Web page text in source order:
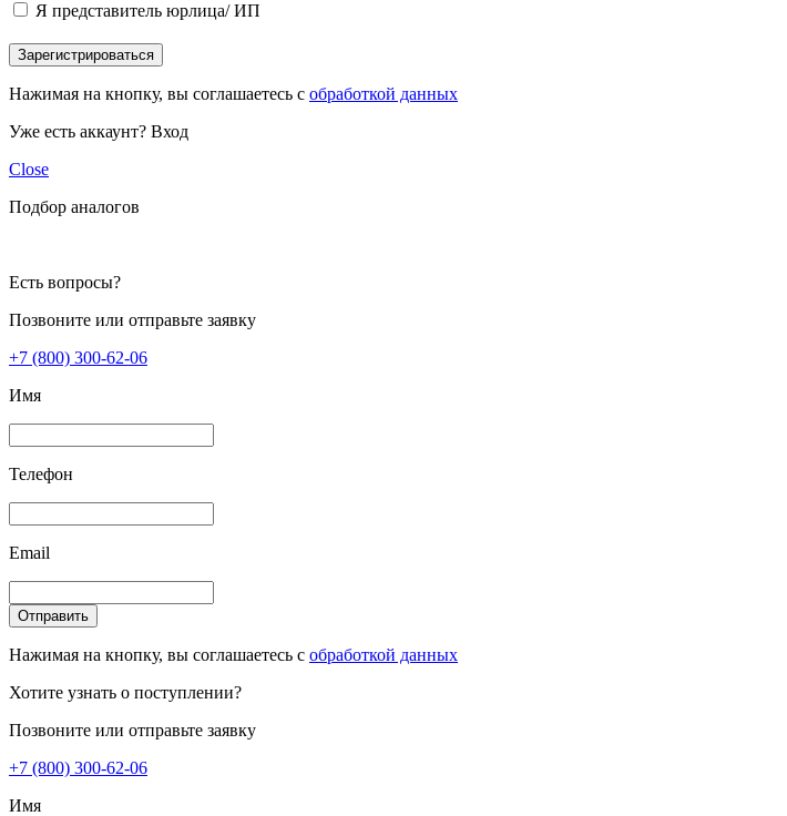
Я представитель юрлица/ ИП
Зарегистрироваться
Нажимая на кнопку, вы соглашаетесь с обработкой данных
Уже есть аккаунт? Вход
Close
Подбор аналогов
Есть вопросы?
Позвоните или отправьте заявку
+7 (800) 300-62-06
Имя
Телефон
Email
Отправить
Нажимая на кнопку, вы соглашаетесь с обработкой данных
Хотите узнать о поступлении?
Позвоните или отправьте заявку
+7 (800) 300-62-06
Имя